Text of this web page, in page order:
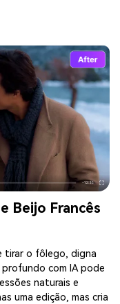
Beijo Francês
tirar o fôlego, digna
com IA pode
naturais e
uma edição, mas cria